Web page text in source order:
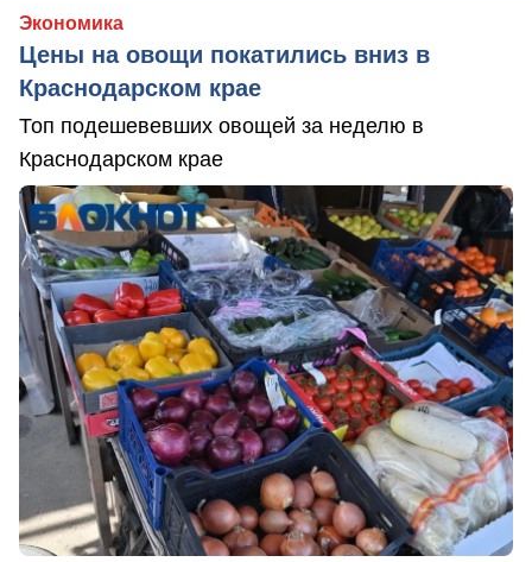
Экономика
Цены на овощи покатились вниз в
Краснодарском крае
Топ подешевевших овощей за неделю в
Краснодарском крае